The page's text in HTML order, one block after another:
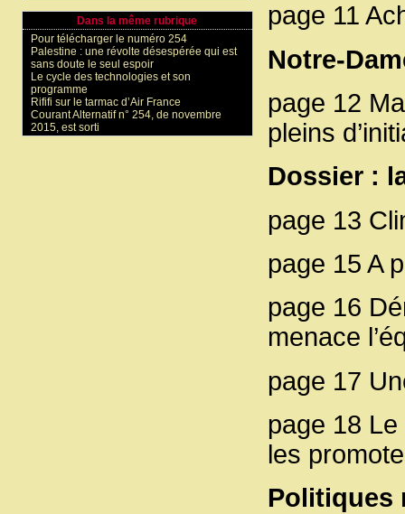
page 11
Notre-
page 12
pleins
Dossier :
page 13
page 15 A
page 16
menace
page 17
page 18
les
Politiques
Dans la même rubrique
Pour télécharger le numéro 254
Palestine : une révolte désespérée qui est
sans doute le seul espoir
Le cycle des technologies et son
programme
Rififi sur le tarmac d’Air France
Courant Alternatif n° 254, de novembre
2015, est sorti